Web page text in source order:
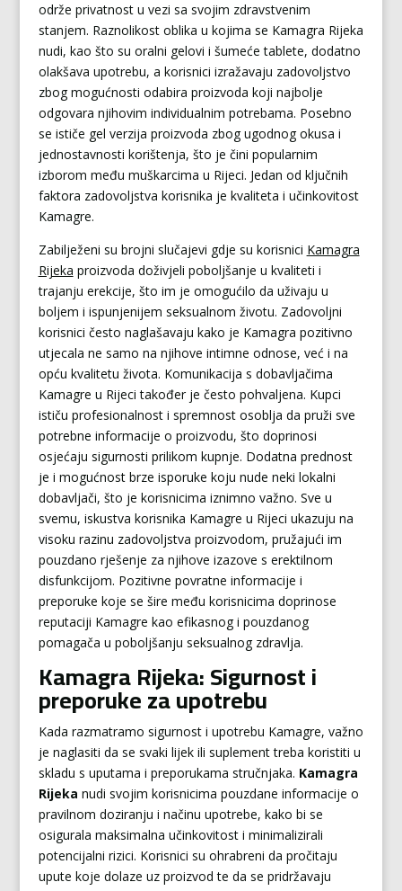
održe privatnost u vezi sa svojim zdravstvenim
stanjem. Raznolikost oblika u kojima se Kamagra Rijeka
nudi, kao što su oralni gelovi i šumeće tablete, dodatno
olakšava upotrebu, a korisnici izražavaju zadovoljstvo
zbog mogućnosti odabira proizvoda koji najbolje
odgovara njihovim individualnim potrebama. Posebno
se ističe gel verzija proizvoda zbog ugodnog okusa i
jednostavnosti korištenja, što je čini popularnim
izborom među muškarcima u Rijeci. Jedan od ključnih
faktora zadovoljstva korisnika je kvaliteta i učinkovitost
Kamagre.
Zabilježeni su brojni slučajevi gdje su korisnici Kamagra
Rijeka proizvoda doživjeli poboljšanje u kvaliteti i
trajanju erekcije, što im je omogućilo da uživaju u
boljem i ispunjenijem seksualnom životu. Zadovoljni
korisnici često naglašavaju kako je Kamagra pozitivno
utjecala ne samo na njihove intimne odnose, već i na
opću kvalitetu života. Komunikacija s dobavljačima
Kamagre u Rijeci također je često pohvaljena. Kupci
ističu profesionalnost i spremnost osoblja da pruži sve
potrebne informacije o proizvodu, što doprinosi
osjećaju sigurnosti prilikom kupnje. Dodatna prednost
je i mogućnost brze isporuke koju nude neki lokalni
dobavljači, što je korisnicima iznimno važno. Sve u
svemu, iskustva korisnika Kamagre u Rijeci ukazuju na
visoku razinu zadovoljstva proizvodom, pružajući im
pouzdano rješenje za njihove izazove s erektilnom
disfunkcijom. Pozitivne povratne informacije i
preporuke koje se šire među korisnicima doprinose
reputaciji Kamagre kao efikasnog i pouzdanog
pomagača u poboljšanju seksualnog zdravlja.
Kamagra Rijeka: Sigurnost i
preporuke za upotrebu
Kada razmatramo sigurnost i upotrebu Kamagre, važno
je naglasiti da se svaki lijek ili suplement treba koristiti u
skladu s uputama i preporukama stručnjaka. Kamagra
Rijeka nudi svojim korisnicima pouzdane informacije o
pravilnom doziranju i načinu upotrebe, kako bi se
osigurala maksimalna učinkovitost i minimalizirali
potencijalni rizici. Korisnici su ohrabreni da pročitaju
upute koje dolaze uz proizvod te da se pridržavaju